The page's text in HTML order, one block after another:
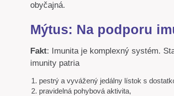
obyčajná.
Mýtus: Na podporu
Fakt: Imunita je komplexný systém.
imunity patria
pestrý a vyvážený jedálny lístok s
pravidelná pohybová aktivita,